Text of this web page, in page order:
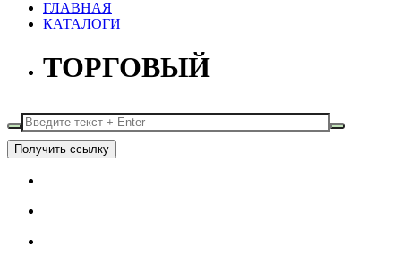
ГЛАВНАЯ
КАТАЛОГИ
ТОРГОВЫЙ
Получить ссылку